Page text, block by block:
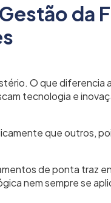
da
O que diferencia
tecnologia e
que outros,
de ponta traz
nem sempre se